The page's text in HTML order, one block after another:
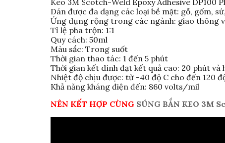
Dán được đa dạng các loại bề mặt: gỗ, gốm,
Ứng dụng rộng trong các ngành: giao thông
Tỉ lệ pha trộn: 1:1
Quy cách: 50ml
Màu sắc: Trong suốt
Thời gian thao tác: 1 đến 5 phút
Thời gian kết dính đạt kết quả cao: 20 phút và
Nhiệt độ chịu được: từ -40 độ C cho đến 120
Khả năng kháng điện đến: 860 volts/mil
NÊN KẾT HỢP CÙNG SÚNG BẮN KEO 3M